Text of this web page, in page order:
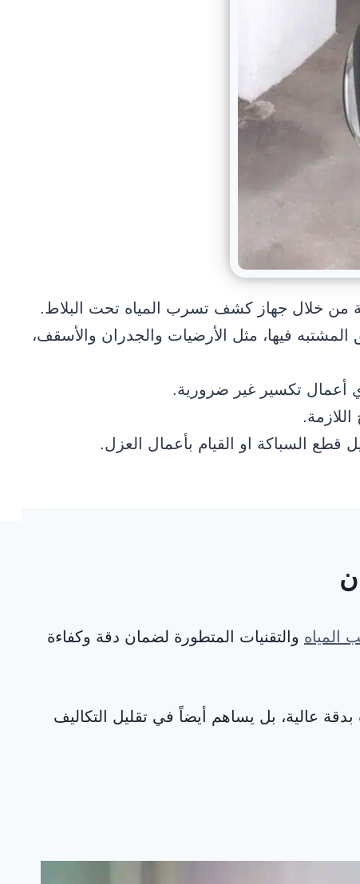
من خلال جهاز كشف تسرب المياه تحت البلاط.
فيها، مثل الأرضيات والجدران والأسقف،
أعمال تكسير غير ضرورية.
قطع السباكة او القيام بأعمال العزل.
المياه والتقنيات المتطورة لضمان دقة وكفاءة
عالية، بل يساهم أيضاً في تقليل التكاليف